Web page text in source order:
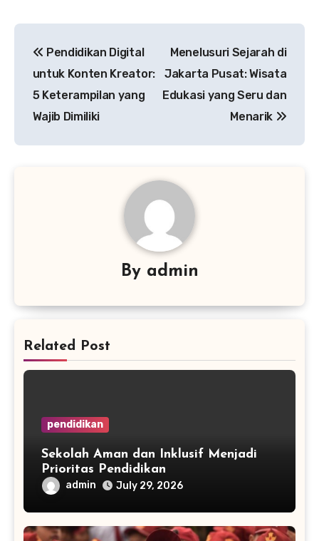
navigation
Pendidikan Digital
untuk Konten Kreator:
5 Keterampilan yang
Wajib Dimiliki
Menelusuri Sejarah di
Jakarta Pusat: Wisata
Edukasi yang Seru dan
Menarik
By admin
Related Post
pendidikan
Sekolah Aman dan Inklusif Menjadi
Prioritas Pendidikan
admin July 29, 2026